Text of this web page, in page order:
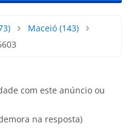
Maceió (143)
com este anúncio ou
na resposta)